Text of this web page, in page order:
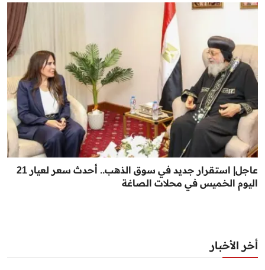
عاجل| استقرار جديد في سوق الذهب.. أحدث سعر لعيار 21
اليوم الخميس في محلات الصاغة
أخر الأخبار